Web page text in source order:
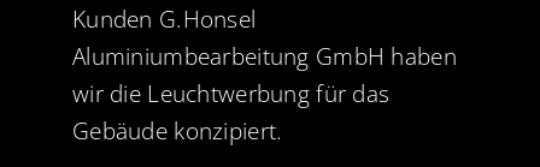
Kunden G.Honsel
Aluminiumbearbeitung GmbH haben
wir die Leuchtwerbung für das
Gebäude konzipiert.